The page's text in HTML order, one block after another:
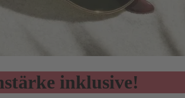
inklusive!